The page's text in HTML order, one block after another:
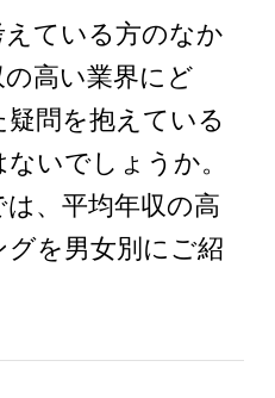
ている方のなか
高い業界にど
問を抱えている
いでしょうか。
、平均年収の高
を男女別にご紹